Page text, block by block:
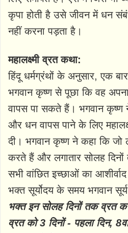
कृपा होती है उसे जीवन में धन
नहीं करना पड़ता है।
महालक्ष्मी व्रत कथा:
हिंदू धर्मग्रंथों के अनुसार, एक बार
भगवान कृष्ण से पूछा कि वह
वापस पा सकते हैं। भगवान कृष्ण
और धन वापस पाने के लिए
दी। भगवान कृष्ण ने कहा कि जो
करते हैं और लगातार सोलह
सभी वांछित इच्छाओं का
भक्त सूर्योदय के समय भगवान
भक्त इन सोलह दिनों तक व्रत
व्रत को 3 दिनों - पहला दिन,